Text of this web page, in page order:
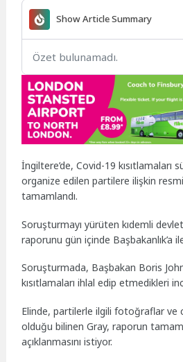
Show Article Summary
Özet bulunamadı.
İngiltere’de, Covid-19 kısıtlamaları
organize edilen partilere ilişkin
tamamlandı.
Soruşturmayı yürüten kıdemli
raporunu gün içinde Başbakanlık’a
Soruşturmada, Başbakan Boris
kısıtlamaları ihlal edip etmedikleri
Elinde, partilerle ilgili fotoğraflar ve
olduğu bilinen Gray, raporun
açıklanmasını istiyor.